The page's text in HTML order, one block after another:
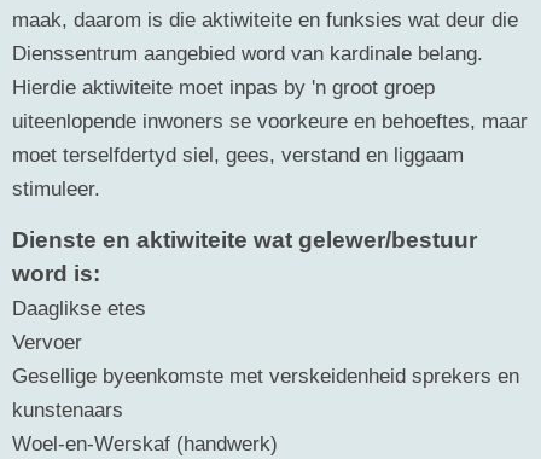
maak, daarom is die aktiwiteite en funksies wat deur die
Dienssentrum aangebied word van kardinale belang.
Hierdie aktiwiteite moet inpas by 'n groot groep
uiteenlopende inwoners se voorkeure en behoeftes, maar
moet terselfdertyd siel, gees, verstand en liggaam
stimuleer.
Dienste en aktiwiteite wat gelewer/bestuur
word is:
Daaglikse etes
Vervoer
Gesellige byeenkomste met verskeidenheid sprekers en
kunstenaars
Woel-en-Werskaf (handwerk)